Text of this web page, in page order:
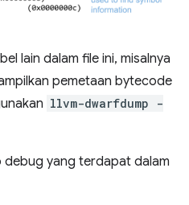
lain dalam file ini, misalnya
pemetaan bytecode
llvm-dwarfdump -
debug yang terdapat dalam